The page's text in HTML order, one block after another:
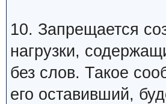
10. Запрещается
нагрузки,
без слов. Такое
его оставивший,